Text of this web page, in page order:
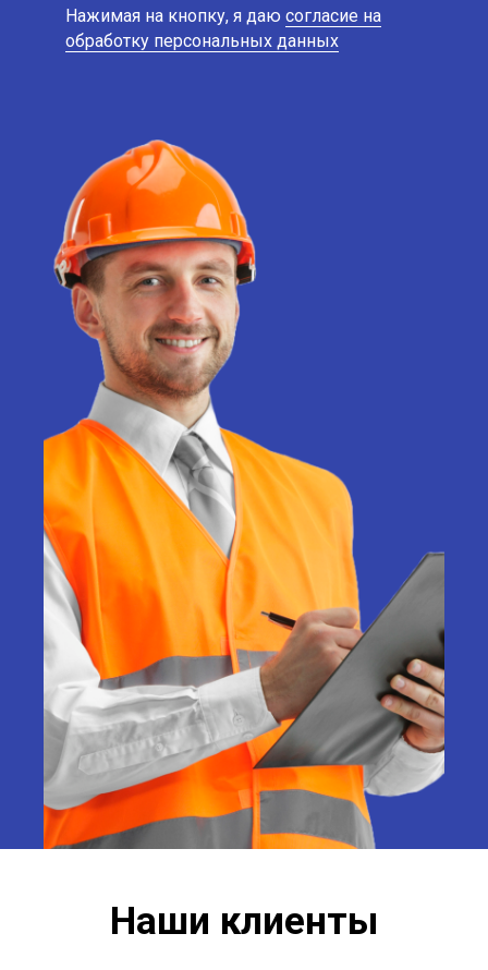
Нажимая на кнопку, я даю согласие на
обработку персональных данных
Наши клиенты